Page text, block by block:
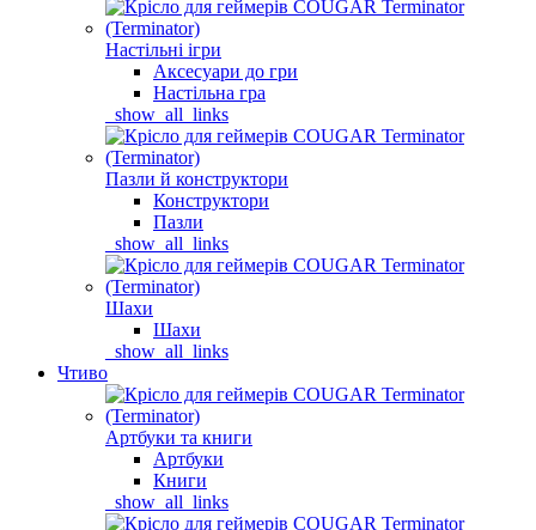
Настільні ігри
Аксесуари до гри
Настільна гра
_show_all_links
Пазли й конструктори
Конструктори
Пазли
_show_all_links
Шахи
Шахи
_show_all_links
Чтиво
Артбуки та книги
Артбуки
Книги
_show_all_links